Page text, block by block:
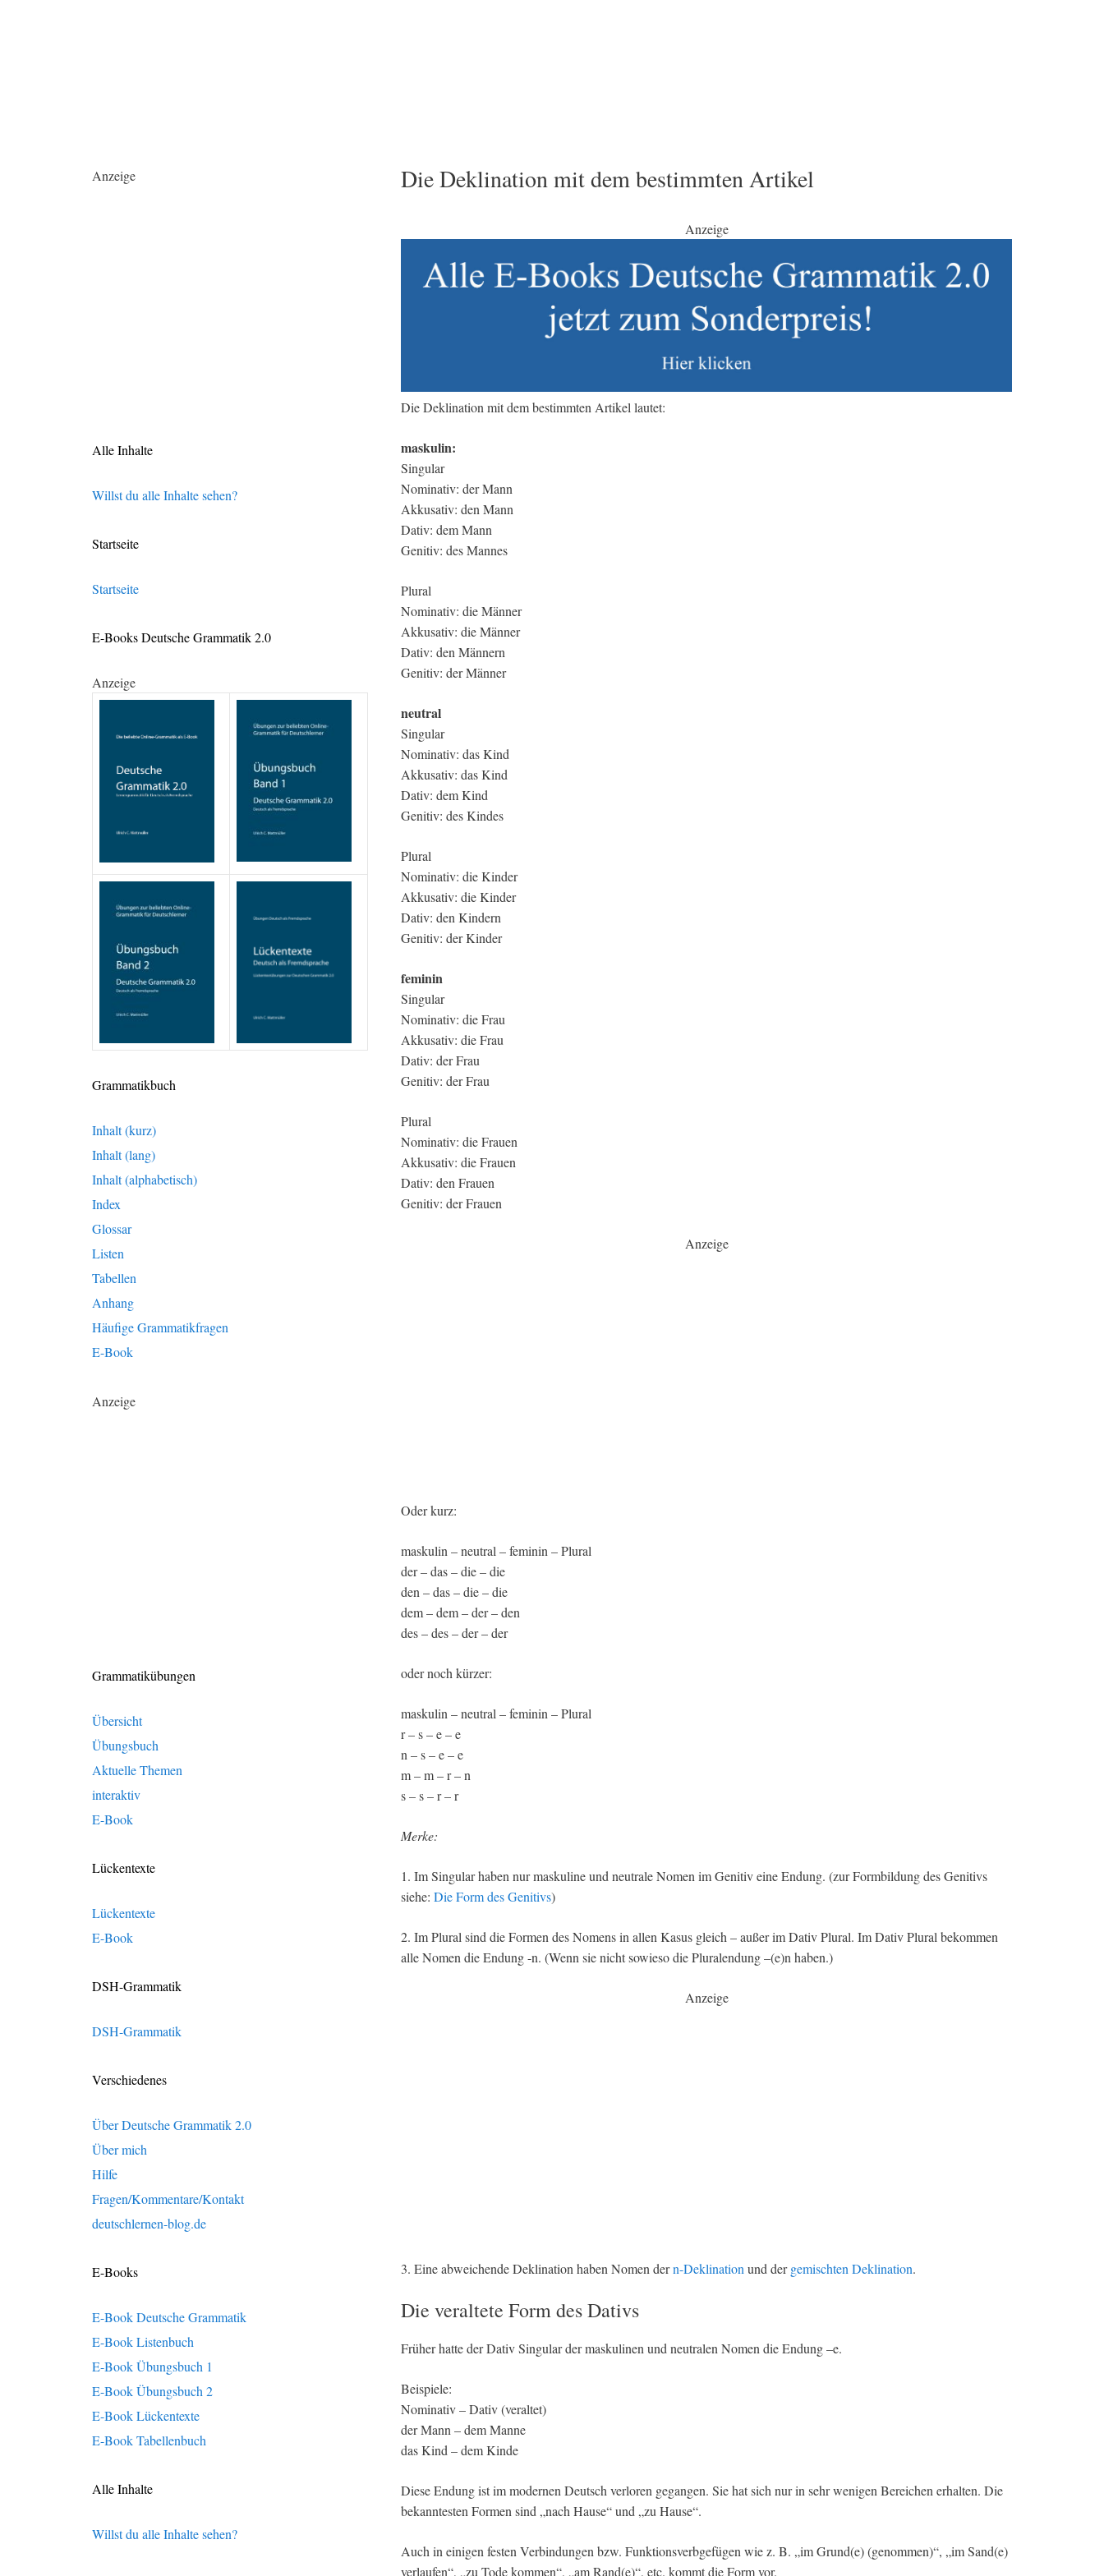
Die Deklination mit dem bestimmten Artikel
Anzeige
Die Deklination mit dem bestimmten Artikel lautet:
maskulin:
Singular
Nominativ: der Mann
Akkusativ: den Mann
Dativ: dem Mann
Genitiv: des Mannes
Plural
Nominativ: die Männer
Akkusativ: die Männer
Dativ: den Männern
Genitiv: der Männer
neutral
Singular
Nominativ: das Kind
Akkusativ: das Kind
Dativ: dem Kind
Genitiv: des Kindes
Plural
Nominativ: die Kinder
Akkusativ: die Kinder
Dativ: den Kindern
Genitiv: der Kinder
feminin
Singular
Nominativ: die Frau
Akkusativ: die Frau
Dativ: der Frau
Genitiv: der Frau
Plural
Nominativ: die Frauen
Akkusativ: die Frauen
Dativ: den Frauen
Genitiv: der Frauen
Anzeige
Oder kurz:
maskulin – neutral – feminin – Plural
der – das – die – die
den – das – die – die
dem – dem – der – den
des – des – der – der
oder noch kürzer:
maskulin – neutral – feminin – Plural
r – s – e – e
n – s – e – e
m – m – r – n
s – s – r – r
Merke:
1. Im Singular haben nur maskuline und neutrale Nomen im Genitiv eine Endung. (zur Formbildung des Genitivs
siehe: Die Form des Genitivs)
2. Im Plural sind die Formen des Nomens in allen Kasus gleich – außer im Dativ Plural. Im Dativ Plural bekommen
alle Nomen die Endung -n. (Wenn sie nicht sowieso die Pluralendung –(e)n haben.)
Anzeige
3. Eine abweichende Deklination haben Nomen dern-Deklinationund dergemischten Deklination.
Die veraltete Form des Dativs
Früher hatte der Dativ Singular der maskulinen und neutralen Nomen die Endung –e.
Beispiele:
Nominativ – Dativ (veraltet)
der Mann – dem Manne
das Kind – dem Kinde
Diese Endung ist im modernen Deutsch verloren gegangen. Sie hat sich nur in sehr wenigen Bereichen erhalten. Die
bekanntesten Formen sind „nach Hause“ und „zu Hause“.
Auch in einigen festen Verbindungen bzw. Funktionsverbgefügen wie z. B. „im Grund(e) (genommen)“, „im Sand(e)
verlaufen“, „zu Tode kommen“, „am Rand(e)“, etc. kommt die Form vor.
Anzeige
Alle Inhalte
Willst du alle Inhalte sehen?
Startseite
Startseite
E-Books Deutsche Grammatik 2.0
Anzeige
Grammatikbuch
Inhalt (kurz)
Inhalt (lang)
Inhalt (alphabetisch)
Index
Glossar
Listen
Tabellen
Anhang
Häufige Grammatikfragen
E-Book
Anzeige
Grammatikübungen
Übersicht
Übungsbuch
Aktuelle Themen
interaktiv
E-Book
Lückentexte
Lückentexte
E-Book
DSH-Grammatik
DSH-Grammatik
Verschiedenes
Über Deutsche Grammatik 2.0
Über mich
Hilfe
Fragen/Kommentare/Kontakt
deutschlernen-blog.de
E-Books
E-Book Deutsche Grammatik
E-Book Listenbuch
E-Book Übungsbuch 1
E-Book Übungsbuch 2
E-Book Lückentexte
E-Book Tabellenbuch
Alle Inhalte
Willst du alle Inhalte sehen?